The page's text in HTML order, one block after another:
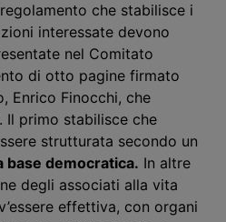
che stabilisce i
interessate devono
nel Comitato
di otto pagine firmato
Enrico Finocchi, che
Il primo stabilisce che
strutturata secondo un
base democratica. In altre
degli associati alla vita
effettiva, con organi